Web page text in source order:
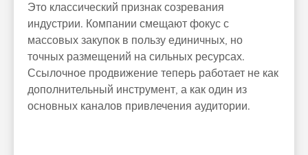
Это классический признак созревания
индустрии. Компании смещают фокус с
массовых закупок в пользу единичных, но
точных размещений на сильных ресурсах.
Ссылочное продвижение теперь работает не как
дополнительный инструмент, а как один из
основных каналов привлечения аудитории.